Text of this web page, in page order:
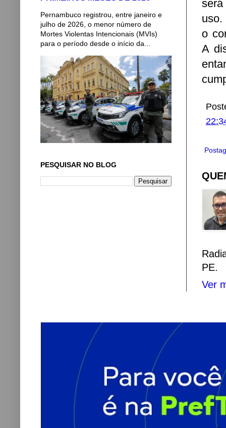
uso.
o
A
PE.
Ver
Pernambuco registrou, entre janeiro e
julho de 2026, o menor número de
Mortes Violentas Intencionais (MVIs)
para o período desde o início da...
PESQUISAR NO BLOG